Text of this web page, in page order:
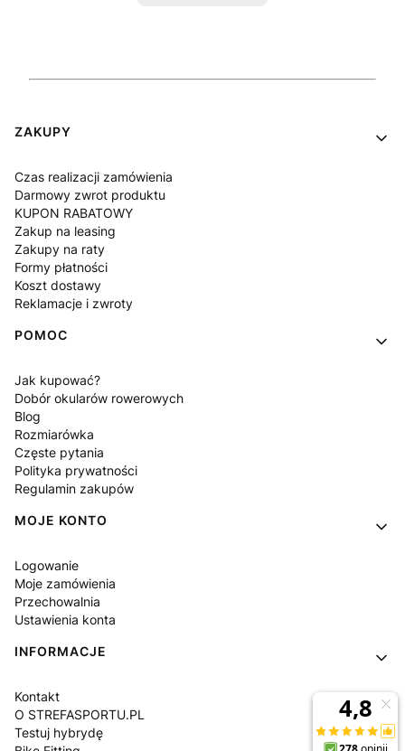
Linki w stopce
ZAKUPY
Czas realizacji zamówienia
Darmowy zwrot produktu
KUPON RABATOWY
Zakup na leasing
Zakupy na raty
Formy płatności
Koszt dostawy
Reklamacje i zwroty
POMOC
Jak kupować?
Dobór okularów rowerowych
Blog
Rozmiarówka
Częste pytania
Polityka prywatności
Regulamin zakupów
MOJE KONTO
Logowanie
Moje zamówienia
Przechowalnia
Ustawienia konta
INFORMACJE
Kontakt
O STREFASPORTU.PL
Testuj hybrydę